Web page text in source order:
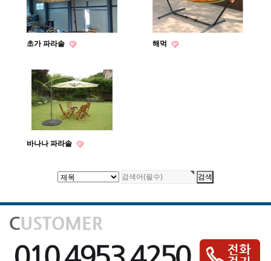
초가 파라솔 해먹
바나나 파라솔